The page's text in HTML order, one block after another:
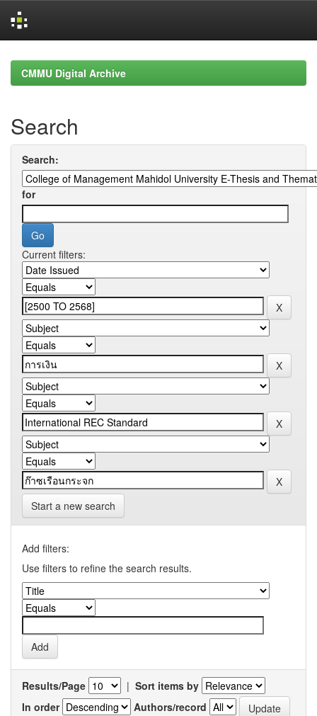
navigationCMMU Digital Archive
Search
Search:
for
Current filters:
Start a new search
Add filters:
Use filters to refine the search results.
Results/Page | Sort items by
In order
Authors/record